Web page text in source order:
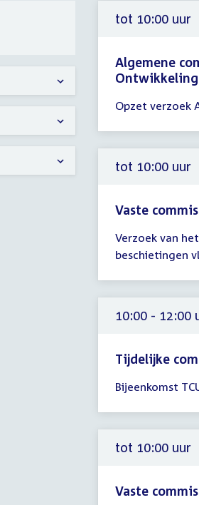
tot 10:00 uur
Algemene
vergadering
tot
10:00
uur
Opzet verzoek
tot 10:00 uur
Vaste
vergadering
tot
10:00
uur
Verzoek van
beschietingen
10:00 - 12:00
Tijdelijke
vergadering
10:00
-
12:00
Bijeenkomst
tot 10:00 uur
Vaste